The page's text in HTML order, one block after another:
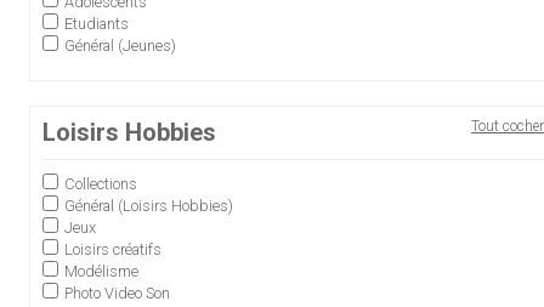
Etudiants
Général (Jeunes)
Loisirs Hobbies Tout cocher
Collections
Général (Loisirs Hobbies)
Jeux
Loisirs créatifs
Modélisme
Photo Video Son